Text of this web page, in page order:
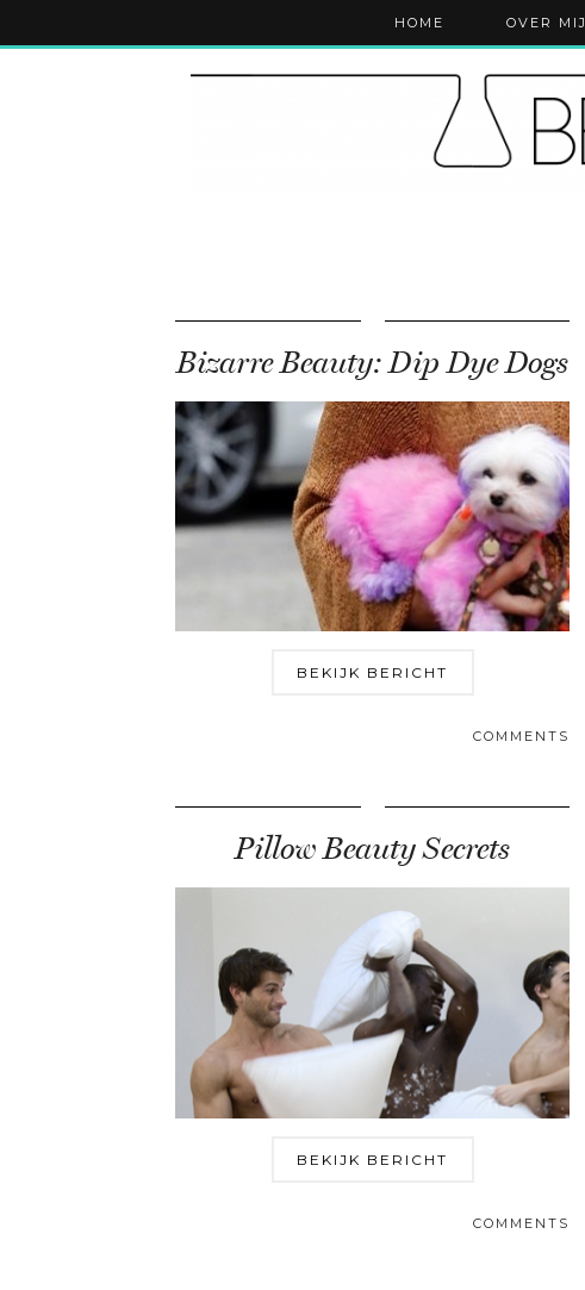
HOME OVER MIJ
Bizarre Beauty: Dip Dye Dogs
BEKIJK BERICHT
COMMENTS
Pillow Beauty Secrets
BEKIJK BERICHT
COMMENTS